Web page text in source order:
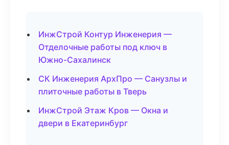
ИнжСтрой Контур Инженерия —
Отделочные работы под ключ в
Южно-Сахалинск
СК Инженерия АрхПро — Санузлы и
плиточные работы в Тверь
ИнжСтрой Этаж Кров — Окна и
двери в Екатеринбург